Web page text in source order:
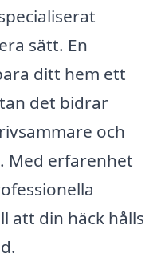
sätt. En
ditt hem ett
det bidrar
och
Med erfarenhet
att din häck hålls